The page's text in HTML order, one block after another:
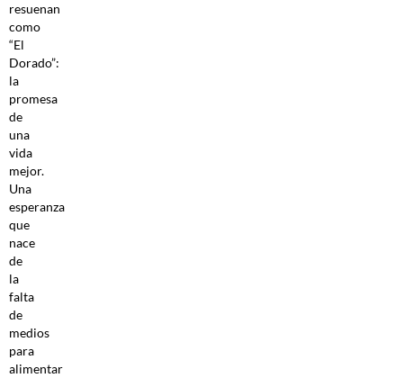
resuenan
como
“El
Dorado”:
la
promesa
de
una
vida
mejor.
Una
esperanza
que
nace
de
la
falta
de
medios
para
alimentar